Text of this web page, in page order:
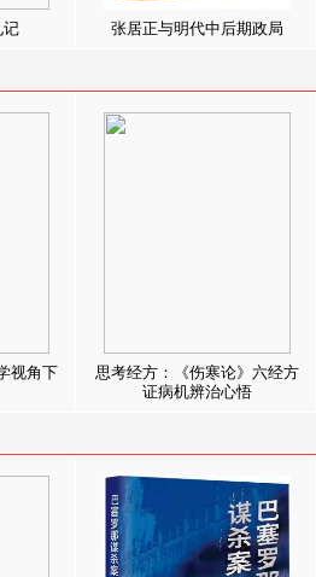
记 张居正与明代中后期政局
视角下
思考经方：《伤寒论》六经方
证病机辨治心悟